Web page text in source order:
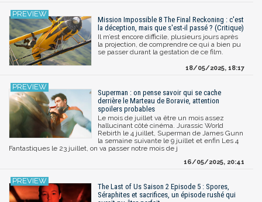
Mission Impossible 8 The Final Reckoning : c'est
la déception, mais que s'est-il passé ? (Critique)
Il m’est encore difficile, plusieurs jours après
la projection, de comprendre ce qui a bien pu
se passer durant la gestation de ce film.
18/05/2025, 18:17
Superman : on pense savoir qui se cache
derrière le Marteau de Boravie, attention
spoilers probables
Le mois de juillet va être un mois assez
hallucinant côté cinéma. Jurassic World
Rebirth le 4 juillet, Superman de James Gunn
la semaine suivante le 9 juillet et enfin Les 4
Fantastiques le 23 juillet, on va passer notre mois de j
16/05/2025, 20:41
The Last of Us Saison 2 Episode 5 : Spores,
Séraphites et sacrifices, un épisode rushé qui